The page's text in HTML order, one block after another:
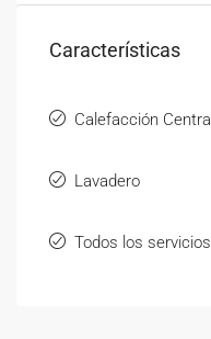
Características
Calefacción Central
Lavadero
Todos los servicios